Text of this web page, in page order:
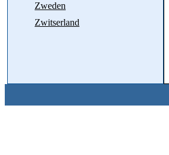
Zweden
Zwitserland